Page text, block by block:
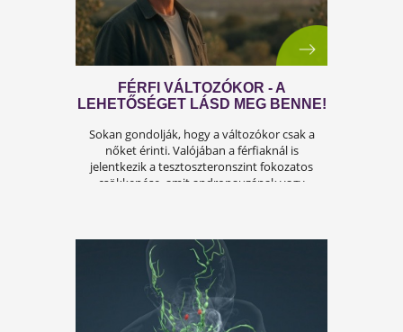
A FÉRFIASSÁG PROBLÉMÁJA:
OKAI, TÜNETEI ÉS LEHETSÉGES
MEGOLDÁSAI
A férfiasság, vagy más néven a szexuális
hanem az önbecsülést is befolyásolja.